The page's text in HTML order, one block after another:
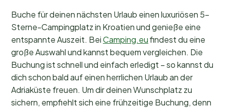
Buche für deinen nächsten Urlaub einen luxuriösen 5-
Sterne-Campingplatz in Kroatien und genieße eine
entspannte Auszeit. BeiCamping.eufindest du eine
große Auswahl und kannst bequem vergleichen. Die
Buchung ist schnell und einfach erledigt – so kannst du
dich schon bald auf einen herrlichen Urlaub an der
Adriaküste freuen. Um dir deinen Wunschplatz zu
sichern, empfiehlt sich eine frühzeitige Buchung, denn